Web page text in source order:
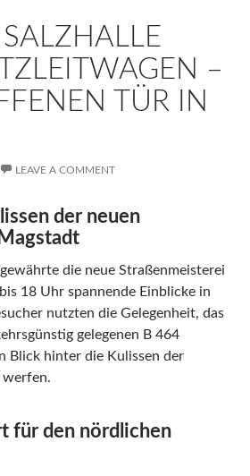
–
TÜR IN
LEAVE A COMMENT
der neuen
die neue Straßenmeisterei
18 Uhr spannende Einblicke in
nutzten die Gelegenheit, das
gelegenen B 464
Blick hinter die Kulissen der
werfen.
für den nördlichen